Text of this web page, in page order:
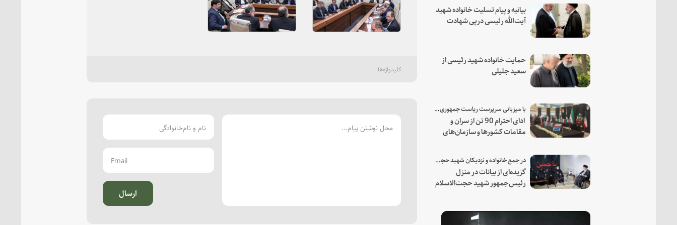
ارسال
بیانیه و پیام تسلیت خانواده شهید
آیت‌الله رئیسی درپی شهادت
حمایت خانواده شهید رئیسی از
سعید جلیلی
با میزبانی سرپرست ریاست جمهوری صورت گرفت؛
ادای احترام 90 تن از سران و
مقامات کشورها و سازمان‌های
در جمع خانواده و نزدیکان شهید حجت‌الاسلام‌والمسلمین رئیسی:
گزیده‌ای از بیانات در منزل
رئیس‌جمهور شهید حجت‌الاسلام